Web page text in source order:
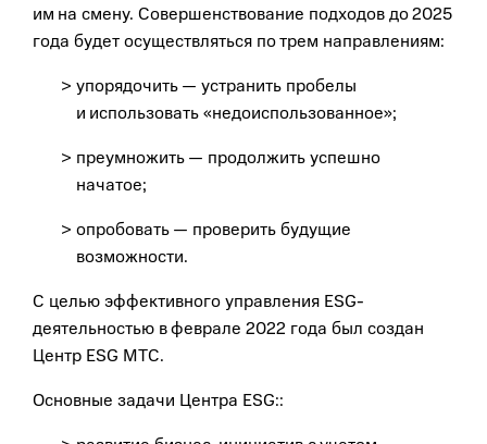
им на смену. Совершенствование подходов до 2025
года будет осуществляться по трем направлениям:
упорядочить — устранить пробелы
и использовать «недоиспользованное»;
преумножить — продолжить успешно
начатое;
опробовать — проверить будущие
возможности.
С целью эффективного управления ESG-
деятельностью в феврале 2022 года был создан
Центр ESG МТС.
Основные задачи Центра ESG::